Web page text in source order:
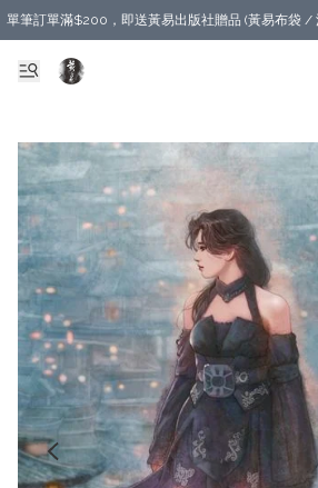
單筆訂單滿$200，即送黃易出版社贈品 (黃易布袋 /